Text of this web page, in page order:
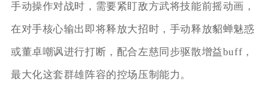
手动操作对战时，需要紧盯敌方武将技能前摇动画，
在对手核心输出即将释放大招时，手动释放貂蝉魅惑
或董卓嘲讽进行打断，配合左慈同步驱散增益buff，
最大化这套群雄阵容的控场压制能力。